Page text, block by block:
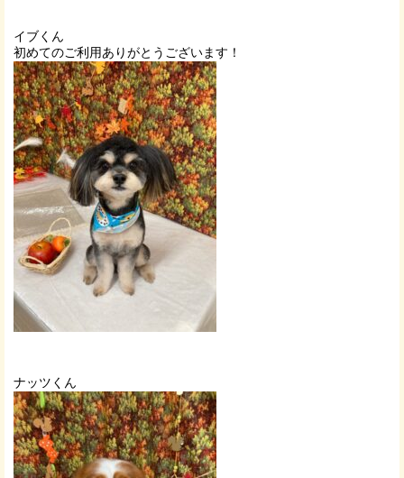
イブくん
初めてのご利用ありがとうございます！
ナッツくん